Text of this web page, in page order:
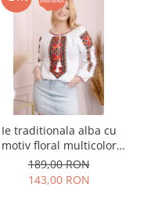
Ie traditionala alba cu
motiv floral multicolor
Carmen
189,00 RON
143,00 RON